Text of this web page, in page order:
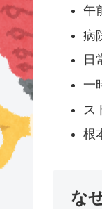
午
病
日
一
ス
根
な